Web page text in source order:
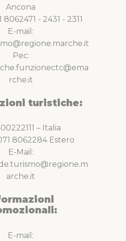
Ancona
8062471 - 2431 - 2311
E-mail:
Pec:
rche.it
turistiche:
– Italia
8062284 Estero
E-Mail:
arche.it
E-mail: